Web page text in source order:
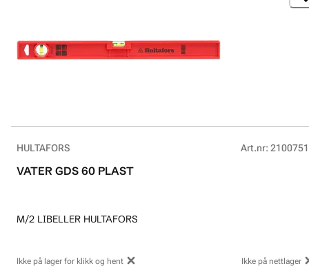
HULTAFORS Art.nr:
VATER GDS 60 PLAST
M/2 LIBELLER HULTAFORS
Ikke på lager for klikk og hent Ikke på nettlager